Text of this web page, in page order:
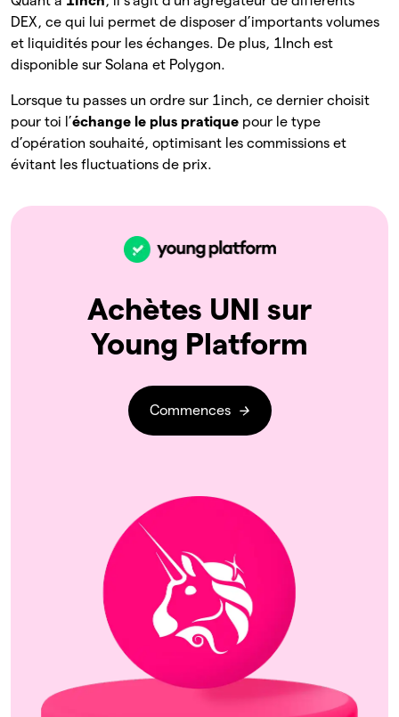
DEX, ce qui lui permet de disposer d’importants volumes
et liquidités pour les échanges. De plus, 1Inch est
disponible sur Solana et Polygon.
Lorsque tu passes un ordre sur 1inch, ce dernier choisit
pour toi l’échange le plus pratique pour le type
d’opération souhaité, optimisant les commissions et
évitant les fluctuations de prix.
Achètes UNI sur
Young Platform
Commences